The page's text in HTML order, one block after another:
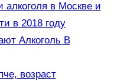
в Москве и
в 2018 году
Алкоголь В
возраст